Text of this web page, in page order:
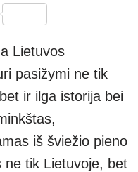
S
ar
e
Lietuvos
pasižymi ne tik
ir ilga istorija bei
iš šviežio pieno
ne tik Lietuvoje, bet